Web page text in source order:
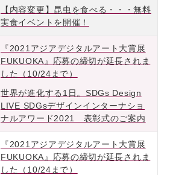
【内容変更】昆虫を食べる・・・無料
実食イベントを開催！
『2021アジアデジタルアート大賞展
FUKUOKA』応募の締切が延長されま
した（10/24まで）
世界が進化する1日。SDGs Design
LIVE SDGsデザインインターナショ
ナルアワード2021 表彰式のご案内
『2021アジアデジタルアート大賞展
FUKUOKA』応募の締切が延長されま
した（10/24まで）